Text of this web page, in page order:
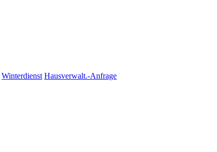
Winterdienst Hausverwalt.-Anfrage